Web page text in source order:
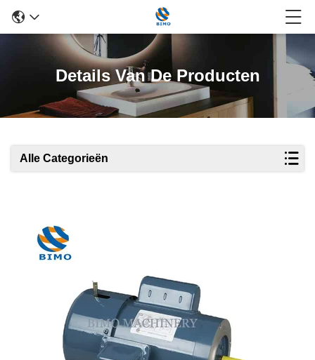
Details Van De Producten
Alle Categorieën